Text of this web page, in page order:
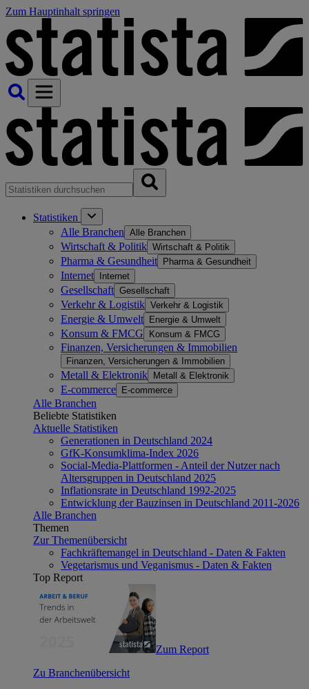
Zum Hauptinhalt springen
Statistiken
Alle Branchen Alle Branchen
Wirtschaft & Politik Wirtschaft & Politik
Pharma & Gesundheit Pharma & Gesundheit
Internet Internet
Gesellschaft Gesellschaft
Verkehr & Logistik Verkehr & Logistik
Energie & Umwelt Energie & Umwelt
Konsum & FMCG Konsum & FMCG
Finanzen, Versicherungen & Immobilien
Finanzen, Versicherungen & Immobilien
Metall & Elektronik Metall & Elektronik
E-commerce E-commerce
Alle Branchen
Beliebte Statistiken
Aktuelle Statistiken
Generationen in Deutschland 2024
GfK-Konsumklima-Index 2026
Social-Media-Plattformen - Anteil der Nutzer nach
Altersgruppen in Deutschland 2025
Inflationsrate in Deutschland 1992-2025
Entwicklung der Bauzinsen in Deutschland 2011-2026
Alle Branchen
Themen
Zur Themenübersicht
Fachkräftemangel in Deutschland - Daten & Fakten
Vegetarismus und Veganismus - Daten & Fakten
Top Report
Zum Report
Zu Branchenübersicht